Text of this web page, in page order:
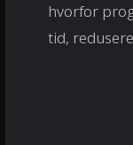
hvorfor
tid,